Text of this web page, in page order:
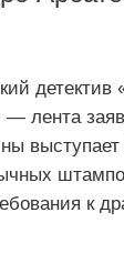
детектив
лента
к